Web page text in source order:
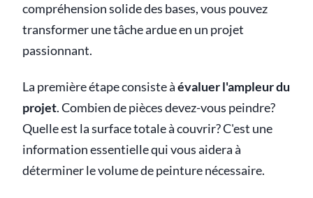
compréhension solide des bases, vous pouvez
transformer une tâche ardue en un projet
passionnant.
La première étape consiste àévaluer l'ampleur du
projet. Combien de pièces devez-vous peindre?
Quelle est la surface totale à couvrir? C'est une
information essentielle qui vous aidera à
déterminer le volume de peinture nécessaire.